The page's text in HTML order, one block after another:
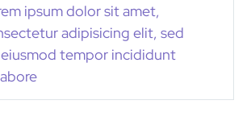
ipsum dolor sit amet,
adipisicing elit, sed
tempor incididunt